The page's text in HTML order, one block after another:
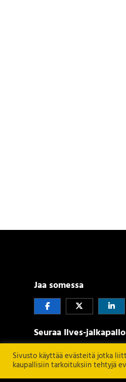
Jaa somessa
Seuraa Ilves-
Sivusto käyttää evästeitä jotka
kaupallisiin tarkoituksiin tehtyjä